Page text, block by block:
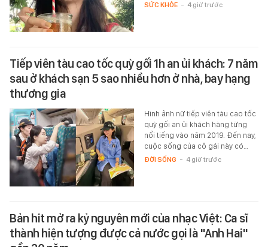
SỨC KHỎE - 4 giờ trước
Tiếp viên tàu cao tốc quỳ gối 1h an ủi khách: 7 năm
sau ở khách sạn 5 sao nhiều hơn ở nhà, bay hạng
thương gia
Hình ảnh nữ tiếp viên tàu cao tốc
quỳ gối an ủi khách hàng từng
nổi tiếng vào năm 2019. Đến nay,
cuộc sống của cô gái này có…
ĐỜI SỐNG - 4 giờ trước
Bản hit mở ra kỷ nguyên mới của nhạc Việt: Ca sĩ
thành hiện tượng được cả nước gọi là "Anh Hai"